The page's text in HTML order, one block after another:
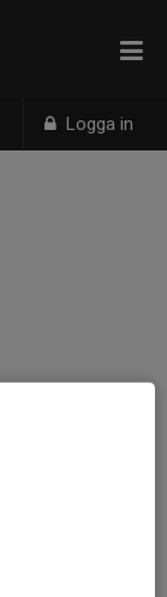
Logga in